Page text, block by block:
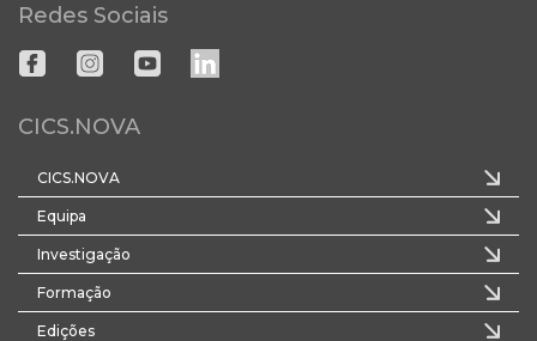
Redes Sociais
CICS.NOVA
CICS.NOVA
Equipa
Investigação
Formação
Edições